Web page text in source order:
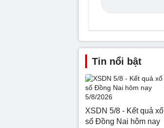
Tin nổi bật
XSDN 5/8 - Kết quả xổ
số Đồng Nai hôm nay